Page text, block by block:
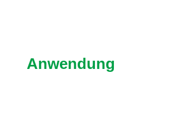
Anwen­dung